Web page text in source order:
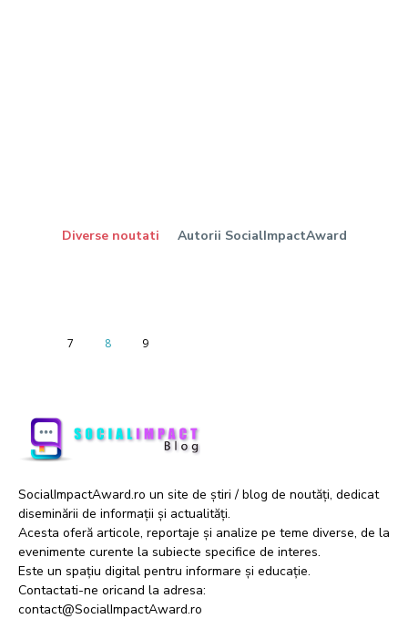
Diverse noutati Autorii SocialImpactAward
7 8 9
SocialImpactAward.ro un site de știri / blog de noutăți, dedicat
diseminării de informații și actualități.
Acesta oferă articole, reportaje și analize pe teme diverse, de la
evenimente curente la subiecte specifice de interes.
Este un spațiu digital pentru informare și educație.
Contactati-ne oricand la adresa:
contact@SocialImpactAward.ro